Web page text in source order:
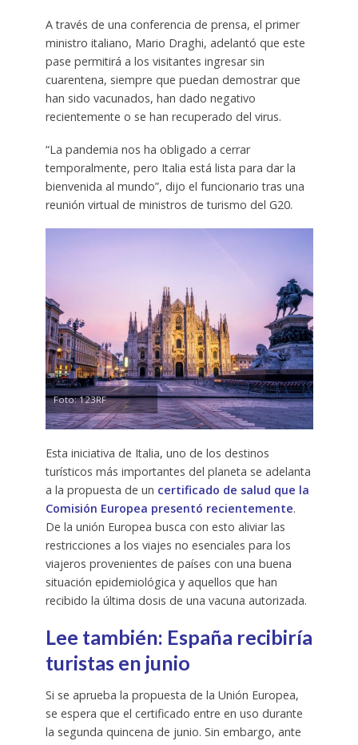
A través de una conferencia de prensa, el primer
ministro italiano, Mario Draghi, adelantó que este
pase permitirá a los visitantes ingresar sin
cuarentena, siempre que puedan demostrar que
han sido vacunados, han dado negativo
recientemente o se han recuperado del virus.
“La pandemia nos ha obligado a cerrar
temporalmente, pero Italia está lista para dar la
bienvenida al mundo”, dijo el funcionario tras una
reunión virtual de ministros de turismo del G20.
Foto: 123RF
Esta iniciativa de Italia, uno de los destinos
turísticos más importantes del planeta se adelanta
a la propuesta de un certificado de salud que la
Comisión Europea presentó recientemente.
De la unión Europea busca con esto aliviar las
restricciones a los viajes no esenciales para los
viajeros provenientes de países con una buena
situación epidemiológica y aquellos que han
recibido la última dosis de una vacuna autorizada.
Lee también: España recibiría
turistas en junio
Si se aprueba la propuesta de la Unión Europea,
se espera que el certificado entre en uso durante
la segunda quincena de junio. Sin embargo, ante